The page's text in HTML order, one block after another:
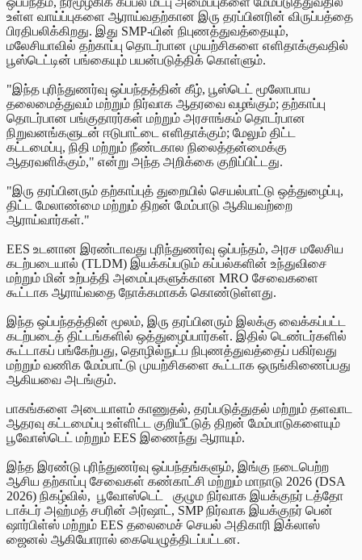
உள்ள வாய்ப்புகளை ஆராய்வதற்கான இரு தரப்பினரின் விருப்பத்தை
பிரதிபலிக்கிறது. இது SMP-யின் நிபுணத்துவத்தையும்,
மலேசியாவில் தற்காப்பு தொடர்பான முயற்சிகளை எளிதாக்குவதில்
பூஸ்டெட்டின் பங்கையும் பயன்படுத்திக் கொள்ளும்.
"இந்த புரிந்துணர்வு ஒப்பந்தத்தின் கீழ், பூஸ்டெட் மூலோபாய
தலைமைத்துவம் மற்றும் நிர்வாக ஆதரவை வழங்கும்; தற்காப்பு
தொடர்பான பங்குதாரர்கள் மற்றும் அரசாங்கம் தொடர்பான
நிறுவனங்களுடன் ஈடுபாட்டை எளிதாக்கும்; மேலும் திட்ட
கட்டமைப்பு, நிதி மற்றும் நீண்டகால நிலைத்தன்மைக்கு
ஆதரவளிக்கும்," என்று அந்த அறிக்கை குறிப்பிட்டது.
"இரு தரப்பினரும் தற்காப்புத் துறையில் செயல்பாட்டு ஒத்துழைப்பு,
திட்ட மேலாண்மை மற்றும் திறன் மேம்பாடு ஆகியவற்றை
ஆராய்வார்கள்."
EES உடனான இரண்டாவது புரிந்துணர்வு ஒப்பந்தம், அரச மலேசிய
கடற்படையால் (TLDM) இயக்கப்படும் கப்பல்களின் உந்துவிசை
மற்றும் மின் உற்பத்தி அமைப்புகளுக்கான MRO சேவைகளை
கூட்டாக ஆராய்வதை நோக்கமாகக் கொண்டுள்ளது.
இந்த ஒப்பந்தத்தின் மூலம், இரு தரப்பினரும் இலக்கு வைக்கப்பட்ட
கடற்படைத் திட்டங்களில் ஒத்துழைப்பார்கள். இதில் டெண்டர்களில்
கூட்டாகப் பங்கேற்பது, தொழில்நுட்ப நிபுணத்துவத்தைப் பகிர்வது
மற்றும் வணிக மேம்பாட்டு முயற்சிகளை கூட்டாக ஒருங்கிணைப்பது
ஆகியவை அடங்கும்.
பாகங்களை அடையாளம் காணுதல், தரப்படுத்துதல் மற்றும் தளவாட
ஆதரவு கட்டமைப்பு உள்ளிட்ட குறியீட்டுத் திறன் மேம்பாடுகளையும்
பூவோஸ்டெட் மற்றும் EES இணைந்து ஆராயும்.
இந்த இரண்டு புரிந்துணர்வு ஒப்பந்தங்களும், இங்கு நடைபெற்ற
ஆசிய தற்காப்பு சேவைகள் கண்காட்சி மற்றும் மாநாடு 2026 (DSA
2026) நிகழ்வில், பூவோஸ்டெட் குழும நிர்வாக இயக்குநர் டத்தோ
டாக்டர் அஹ்மத் சபரின் அர்ஷாட், SMP நிர்வாக இயக்குநர் பென்
ஷார்பிள்ஸ் மற்றும் EES தலைமைச் செயல் அதிகாரி இக்லாஸ்
ஜைனல் ஆகியோரால் கையெழுத்திடப்பட்டன.